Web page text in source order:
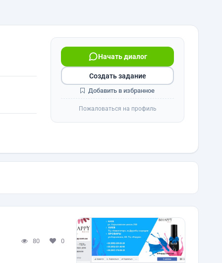
Начать диалог
Создать задание
Добавить в избранное
Пожаловаться на профиль
80 0